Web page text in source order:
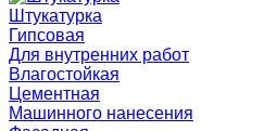
Штукатурка
Гипсовая
Для внутренних работ
Влагостойкая
Цементная
Машинного нанесения